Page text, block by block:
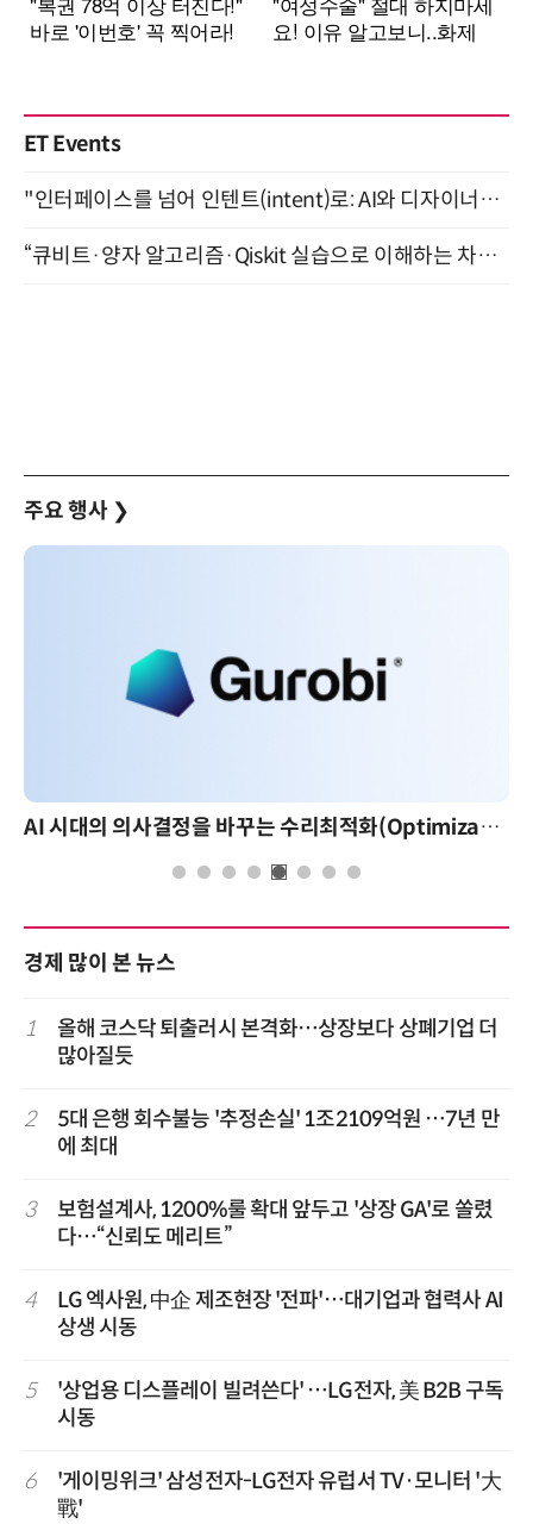
ET Events
"인터페이스를 넘어 인텐트(intent)로: AI와 디자이너가 함께 만드는 공존의 UX" 강남역 (9/2)
“큐비트·양자 알고리즘·Qiskit 실습으로 이해하는 차세대 컴퓨팅” (8/28)
주요 행사 ❯
AI 시대의 의사결정을 바꾸는 수리최적화(Optimization): 실제 산업 적용 사례와 활용 전략
경제 많이 본 뉴스
1
올해 코스닥 퇴출러시 본격화…상장보다 상폐기업 더
많아질듯
2
5대 은행 회수불능 '추정손실' 1조2109억원 …7년 만
에 최대
3
보험설계사, 1200%룰 확대 앞두고 '상장 GA'로 쏠렸
다…“신뢰도 메리트”
4
LG 엑사원, 中企 제조현장 '전파'…대기업과 협력사 AI
상생 시동
5
'상업용 디스플레이 빌려쓴다' …LG전자, 美 B2B 구독
시동
6
'게이밍위크' 삼성전자-LG전자 유럽서 TV·모니터 '大
戰'